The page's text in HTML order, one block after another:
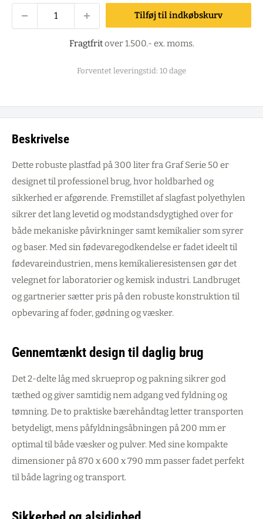
Tilføj til indkøbskurv
Fragtfritover 1.500.- ex. moms.
Forventet leveringstid: 10 dage
Beskrivelse
Dette robuste plastfad på 300 liter fra Graf Serie 50 er
designet til professionel brug, hvor holdbarhed og
sikkerhed er afgørende. Fremstillet af slagfast polyethylen
sikrer det lang levetid og modstandsdygtighed over for
både mekaniske påvirkninger samt kemikalier som syrer
og baser. Med sin fødevaregodkendelse er fadet ideelt til
fødevareindustrien, mens kemikalieresistensen gør det
velegnet for laboratorier og kemisk industri. Landbruget
og gartnerier sætter pris på den robuste konstruktion til
opbevaring af foder, gødning og væsker.
Gennemtænkt design til daglig brug
Det 2-delte låg med skrueprop og pakning sikrer god
tæthed og giver samtidig nem adgang ved fyldning og
tømning. De to praktiske bærehåndtag letter transporten
betydeligt, mens påfyldningsåbningen på 200 mm er
optimal til både væsker og pulver. Med sine kompakte
dimensioner på 870 x 600 x 790 mm passer fadet perfekt
til både lagring og transport.